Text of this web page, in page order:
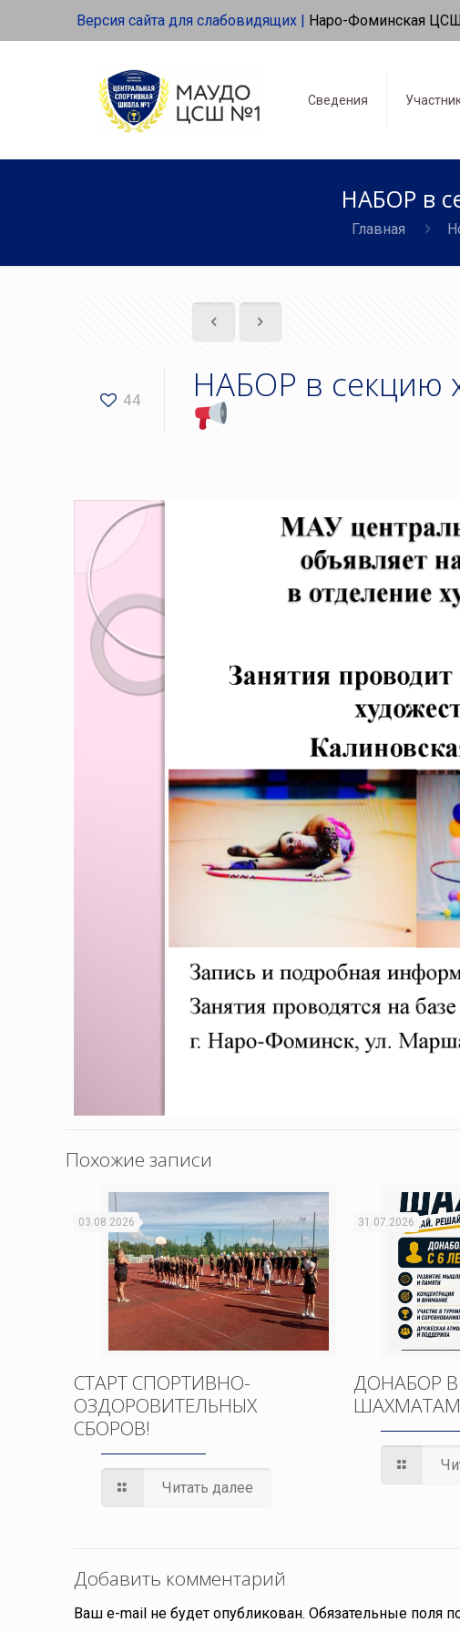
Версия сайта для слабовидящих | Наро-Фоминская
Сведения
НАБОР в
Главная
44 НАБОР в секцию
Похожие записи
03.08.2026
СТАРТ СПОРТИВНО-
ОЗДОРОВИТЕЛЬНЫХ
СБОРОВ!
Читать далее
31.07.2026
ДОНАБОР
Добавить комментарий
Ваш e-mail не будет опубликован. Обязательные поля